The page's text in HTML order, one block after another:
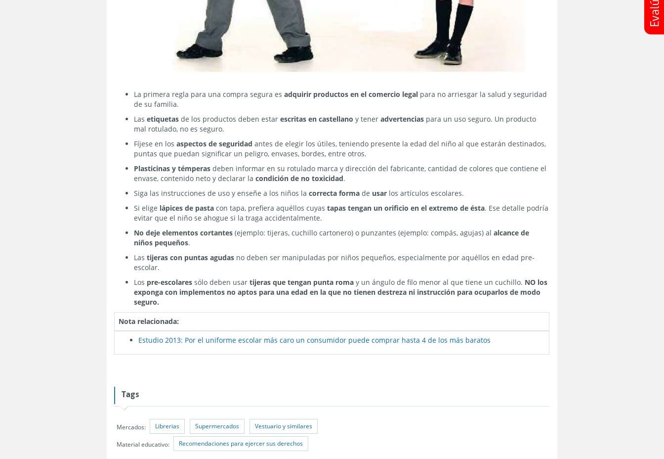
La primera regla para una compra segura esadquirir productos en el comercio legal para no arriesgar la salud y seguridad
de su familia.
Lasetiquetas de los productos deben estarescritas en castellano y teneradvertencias para un uso seguro. Un producto
mal rotulado, no es seguro.
Fíjese en losaspectos de seguridad antes de elegir los útiles, teniendo presente la edad del niño al que estarán destinados,
puntas que puedan significar un peligro, envases, bordes, entre otros.
Plasticinas y témperas deben informar en su rotulado marca y dirección del fabricante, cantidad de colores que contiene el
envase, contenido neto y declarar lacondición de no toxicidad.
Siga las instrucciones de uso y enseñe a los niños lacorrecta forma de usar los artículos escolares.
Si elige lápices de pasta con tapa, prefiera aquéllos cuyastapas tengan un orificio en el extremo de ésta. Ese detalle podría
evitar que el niño se ahogue si la traga accidentalmente.
No deje elementos cortantes (ejemplo: tijeras, cuchillo cartonero) o punzantes (ejemplo: compás, agujas) alalcance de
niños pequeños.
Lastijeras con puntas agudas no deben ser manipuladas por niños pequeños, especialmente por aquéllos en edad pre-
escolar.
Los pre-escolares sólo deben usartijeras que tengan punta roma y un ángulo de filo menor al que tiene un cuchillo. NO los
exponga con implementos no aptos para una edad en la que no tienen destreza ni instrucción para ocuparlos de modo
seguro.
Nota relacionada:
Estudio 2013: Por el uniforme escolar más caro un consumidor puede comprar hasta 4 de los más baratos
Tags
Mercados: Librerias Supermercados Vestuario y similares
Material educativo: Recomendaciones para ejercer sus derechos